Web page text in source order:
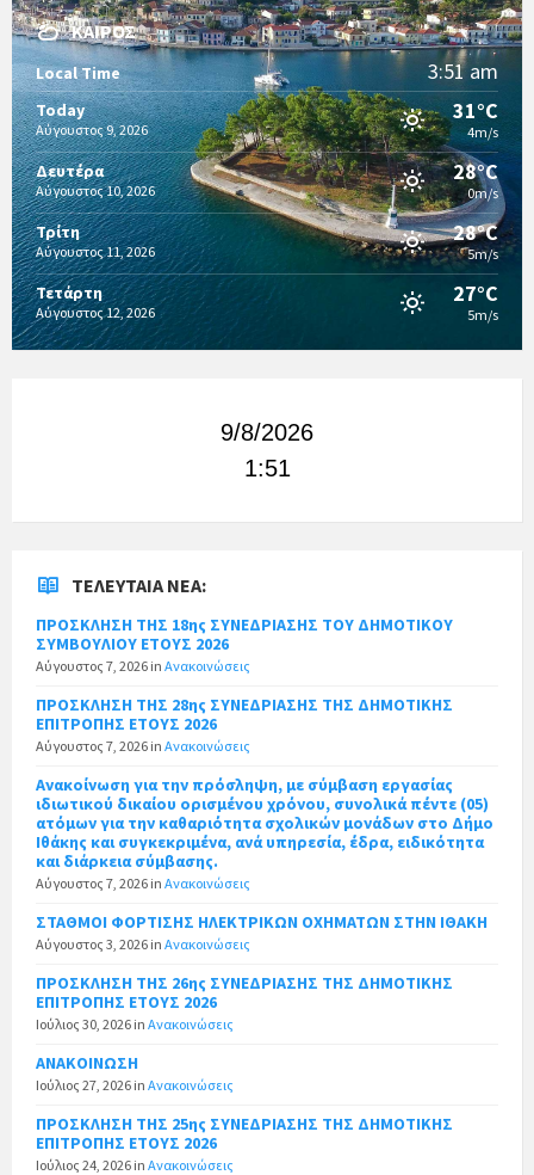
ΚΑΙΡΌΣ
Local Time 3:51 am
Today
Αύγουστος 9, 2026
31°C
4m/s
Δευτέρα
Αύγουστος 10, 2026
28°C
0m/s
Τρίτη
Αύγουστος 11, 2026
28°C
5m/s
Τετάρτη
Αύγουστος 12, 2026
27°C
5m/s
9/8/2026
1:51
ΤΕΛΕΥΤΑΊΑ ΝΈΑ:
ΠΡΟΣΚΛΗΣΗ ΤΗΣ 18ης ΣΥΝΕΔΡΙΑΣΗΣ ΤΟΥ ΔΗΜΟΤΙΚΟΥ
ΣΥΜΒΟΥΛΙΟΥ ΕΤΟΥΣ 2026
Αύγουστος 7, 2026 in Ανακοινώσεις
ΠΡΟΣΚΛΗΣΗ ΤΗΣ 28ης ΣΥΝΕΔΡΙΑΣΗΣ ΤΗΣ ΔΗΜΟΤΙΚΗΣ
ΕΠΙΤΡΟΠΗΣ ΕΤΟΥΣ 2026
Αύγουστος 7, 2026 in Ανακοινώσεις
Ανακοίνωση για την πρόσληψη, με σύμβαση εργασίας
ιδιωτικού δικαίου ορισμένου χρόνου, συνολικά πέντε (05)
ατόμων για την καθαριότητα σχολικών μονάδων στο Δήμο
Ιθάκης και συγκεκριμένα, ανά υπηρεσία, έδρα, ειδικότητα
και διάρκεια σύμβασης.
Αύγουστος 7, 2026 in Ανακοινώσεις
ΣΤΑΘΜΟΙ ΦΟΡΤΙΣΗΣ ΗΛΕΚΤΡΙΚΩΝ ΟΧΗΜΑΤΩΝ ΣΤΗΝ ΙΘΑΚΗ
Αύγουστος 3, 2026 in Ανακοινώσεις
ΠΡΟΣΚΛΗΣΗ ΤΗΣ 26ης ΣΥΝΕΔΡΙΑΣΗΣ ΤΗΣ ΔΗΜΟΤΙΚΗΣ
ΕΠΙΤΡΟΠΗΣ ΕΤΟΥΣ 2026
Ιούλιος 30, 2026 in Ανακοινώσεις
ΑΝΑΚΟΙΝΩΣΗ
Ιούλιος 27, 2026 in Ανακοινώσεις
ΠΡΟΣΚΛΗΣΗ ΤΗΣ 25ης ΣΥΝΕΔΡΙΑΣΗΣ ΤΗΣ ΔΗΜΟΤΙΚΗΣ
ΕΠΙΤΡΟΠΗΣ ΕΤΟΥΣ 2026
Ιούλιος 24, 2026 in Ανακοινώσεις